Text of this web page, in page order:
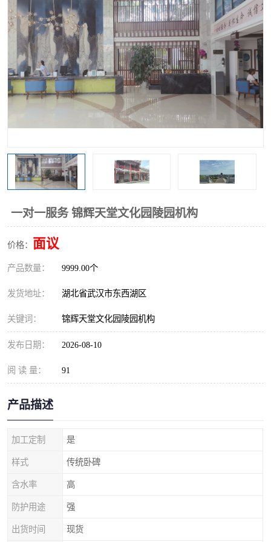
一对一服务 锦辉天堂文化园陵园机构
价格： 面议
产品数量： 9999.00个
发货地址： 湖北省武汉市东西湖区
关键词： 锦辉天堂文化园陵园机构
发布日期： 2026-08-10
阅 读 量： 91
产品描述
加工定制 是
样式 传统卧碑
含水率 高
防护用途 强
出货时间 现货